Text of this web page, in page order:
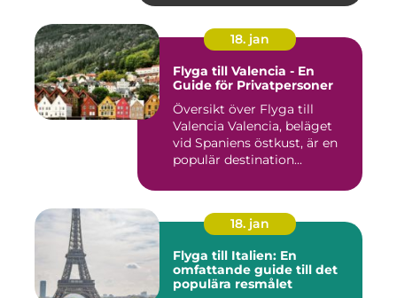
18. jan
Flyga till Valencia - En
Guide för Privatpersoner
Översikt över Flyga till
Valencia Valencia, beläget
vid Spaniens östkust, är en
populär destination...
18. jan
Flyga till Italien: En
omfattande guide till det
populära resmålet